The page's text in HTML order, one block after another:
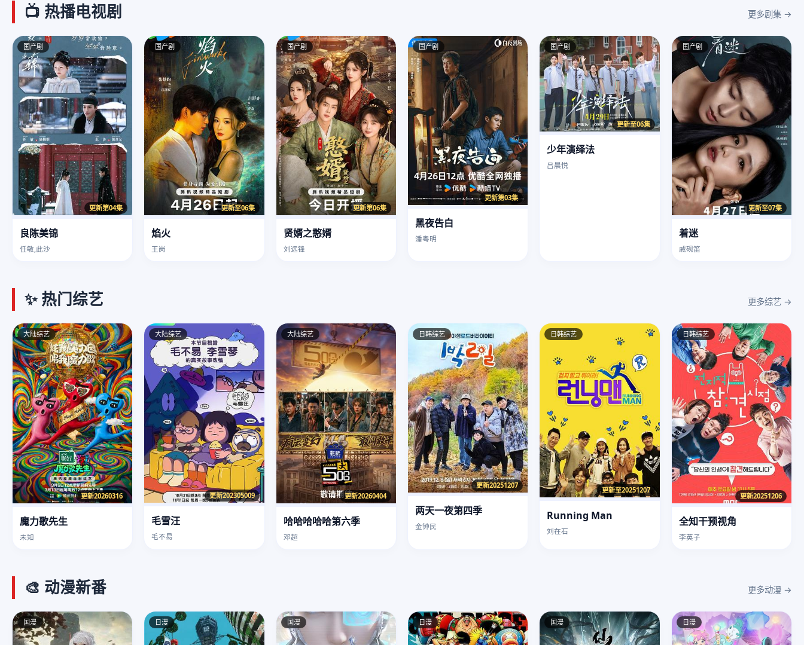
📺 热播电视剧 更多剧集 →
国产剧
更新第04集
良陈美锦
任敏,此沙
国产剧
更新至06集
焰火
王岗
国产剧
更新第06集
贤婿之憨婿
刘远锋
国产剧
更新第03集
黑夜告白
潘粤明
国产剧
更新至06集
少年演绎法
吕晨悦
国产剧
更新至07集
着迷
戚砚笛
✨ 热门综艺 更多综艺 →
大陆综艺
更新20260316
魔力歌先生
未知
大陆综艺
更新202305009
毛雪汪
毛不易
大陆综艺
更新20260404
哈哈哈哈哈第六季
邓超
日韩综艺
更新20251207
两天一夜第四季
金钟民
日韩综艺
更新至20251207
Running Man
刘在石
日韩综艺
更新20251206
全知干预视角
李英子
🎨 动漫新番 更多动漫 →
国漫 日漫 国漫 日漫 国漫 日漫